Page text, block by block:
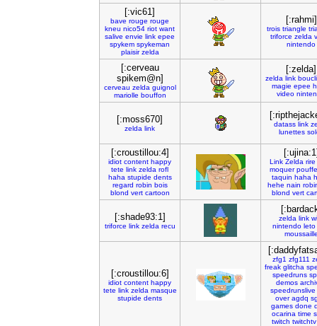
[:vic61]
bave rouge rouge
kneu nico54 riot want
salive envie link epee
spykem spykeman
plaisir zelda
[:rahmi]
trois triangle
triforce zelda
nintendo
[:cerveau
spikem@n]
cerveau zelda guignol
mariolle bouffon
[:zelda]
zelda link
magie epee
video
[:moss670]
zelda link
datass link
lunettes
[:croustillou:4]
idiot content happy
tete link zelda rofl
haha stupide dents
regard robin bois
blond vert cartoon
Link Zelda rire
moquer
taquin haha
hehe nain
blond vert
[:shade93:1]
triforce link zelda recu
zelda link
nintendo leto
[:croustillou:6]
idiot content happy
tete link zelda masque
stupide dents
zfg1 zfg111
freak glitcha
speedruns
demos
speedrunslive
over agdq
games done
ocarina time
twitch twitchtv